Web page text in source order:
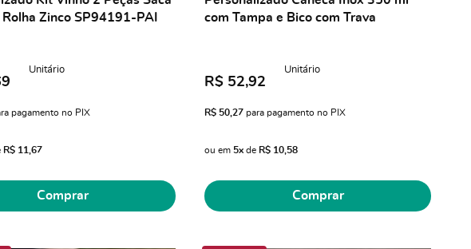
Rolha Zinco SP94191-PAI
Unitário
pagamento no PIX
R$ 11,67
Comprar
com Tampa e Bico com Trava
R$ 52,92
Unitário
R$ 50,27 para pagamento no PIX
ou em 5x de R$ 10,58
Comprar